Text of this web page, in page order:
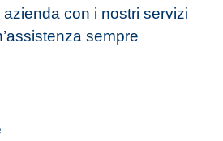
con i nostri servizi
sempre